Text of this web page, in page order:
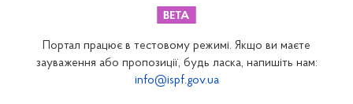
Закарпатське відділення
Запорізьке відділення
Портал працює в тестовому режимі. Якщо ви маєте
зауваження або пропозиції, будь ласка, напишіть нам:
info@ispf.gov.ua